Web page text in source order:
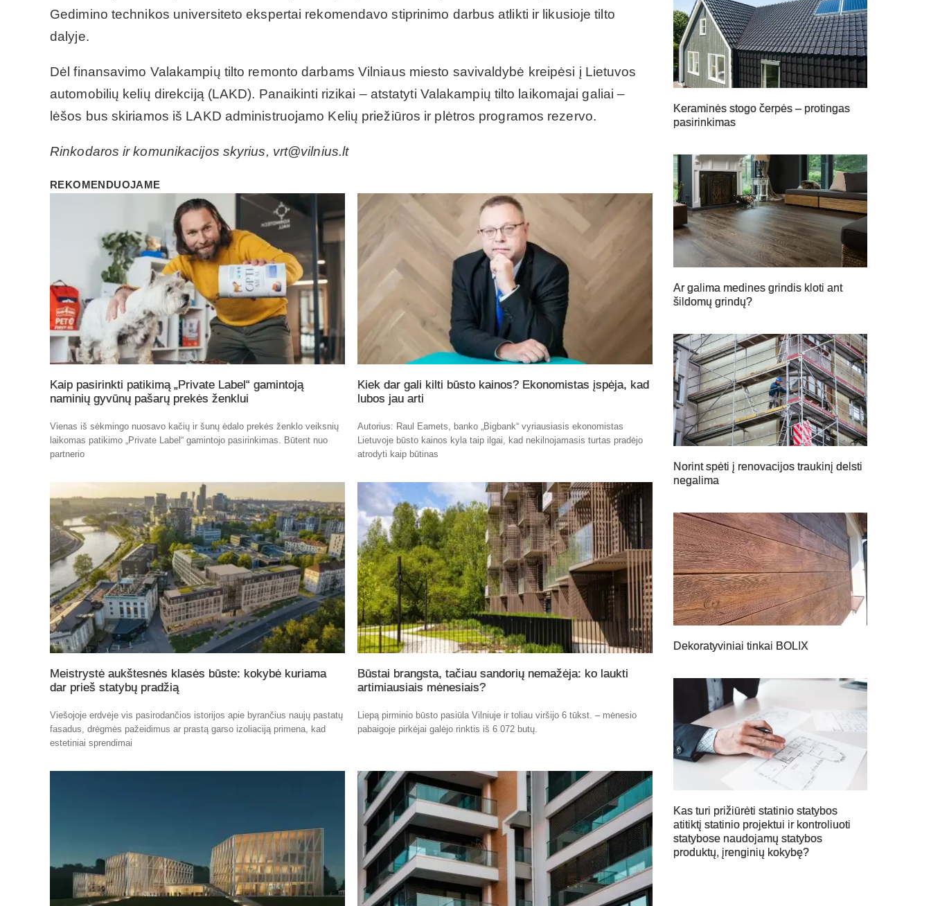
Gedimino technikos universiteto ekspertai rekomendavo stiprinimo darbus atlikti ir likusioje tilto
dalyje.
Dėl finansavimo Valakampių tilto remonto darbams Vilniaus miesto savivaldybė kreipėsi į Lietuvos
automobilių kelių direkciją (LAKD). Panaikinti rizikai – atstatyti Valakampių tilto laikomajai galiai –
lėšos bus skiriamos iš LAKD administruojamo Kelių priežiūros ir plėtros programos rezervo.
Rinkodaros ir komunikacijos skyrius, vrt@vilnius.lt
REKOMENDUOJAME
Kaip pasirinkti patikimą „Private Label“ gamintoją
naminių gyvūnų pašarų prekės ženklui
Vienas iš sėkmingo nuosavo kačių ir šunų ėdalo prekės ženklo veiksnių
laikomas patikimo „Private Label“ gamintojo pasirinkimas. Būtent nuo
partnerio
Kiek dar gali kilti būsto kainos? Ekonomistas įspėja, kad
lubos jau arti
Autorius: Raul Eamets, banko „Bigbank“ vyriausiasis ekonomistas
Lietuvoje būsto kainos kyla taip ilgai, kad nekilnojamasis turtas pradėjo
atrodyti kaip būtinas
Meistrystė aukštesnės klasės būste: kokybė kuriama
dar prieš statybų pradžią
Viešojoje erdvėje vis pasirodančios istorijos apie byrančius naujų pastatų
fasadus, drėgmės pažeidimus ar prastą garso izoliaciją primena, kad
estetiniai sprendimai
Būstai brangsta, tačiau sandorių nemažėja: ko laukti
artimiausiais mėnesiais?
Liepą pirminio būsto pasiūla Vilniuje ir toliau viršijo 6 tūkst. – mėnesio
pabaigoje pirkėjai galėjo rinktis iš 6 072 butų.
Keraminės stogo čerpės – protingas
pasirinkimas
Ar galima medines grindis kloti ant
šildomų grindų?
Norint spėti į renovacijos traukinį delsti
negalima
Dekoratyviniai tinkai BOLIX
Kas turi prižiūrėti statinio statybos
atitiktį statinio projektui ir kontroliuoti
statybose naudojamų statybos
produktų, įrenginių kokybę?